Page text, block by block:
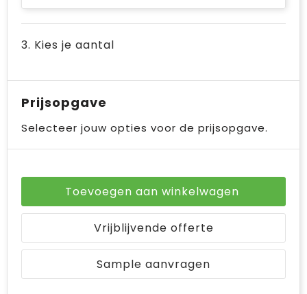
3. Kies je aantal
Prijsopgave
Selecteer jouw opties voor de prijsopgave.
Toevoegen aan winkelwagen
Vrijblijvende offerte
Sample aanvragen